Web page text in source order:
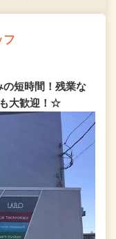
フ
の短時間！残業な
大歓迎！☆